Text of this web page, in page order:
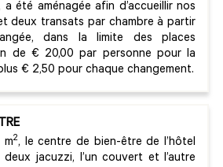
été aménagée afin d’accueillir nos
deux transats par chambre à partir
dans la limite des places
de € 20,00 par personne pour la
€ 2,50 pour chaque changement.
m2, le centre de bien-être de l’hôtel
jacuzzi, l’un couvert et l’autre